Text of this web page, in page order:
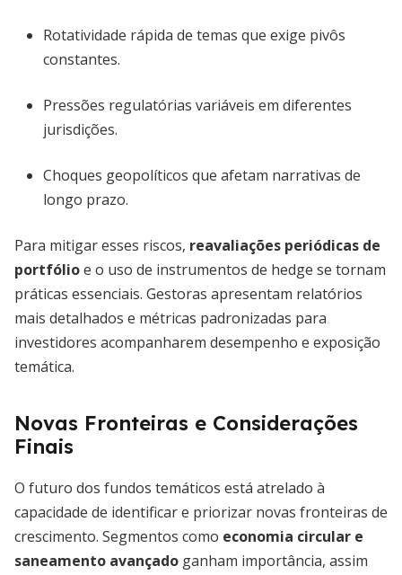
Rotatividade rápida de temas que exige pivôs
constantes.
Pressões regulatórias variáveis em diferentes
jurisdições.
Choques geopolíticos que afetam narrativas de
longo prazo.
Para mitigar esses riscos, reavaliações periódicas de
portfólioe o uso de instrumentos de hedge se tornam
práticas essenciais. Gestoras apresentam relatórios
mais detalhados e métricas padronizadas para
investidores acompanharem desempenho e exposição
temática.
Novas Fronteiras e Considerações
Finais
O futuro dos fundos temáticos está atrelado à
capacidade de identificar e priorizar novas fronteiras de
crescimento. Segmentos como economia circular e
saneamento avançado ganham importância, assim